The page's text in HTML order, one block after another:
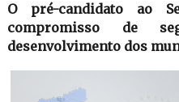
O pré-candidato ao
compromisso de
desenvolvimento dos